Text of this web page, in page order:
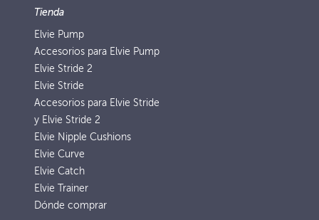
Tienda
Elvie Pump
Accesorios para Elvie Pump
Elvie Stride 2
Elvie Stride
Accesorios para Elvie Stride
y Elvie Stride 2
Elvie Nipple Cushions
Elvie Curve
Elvie Catch
Elvie Trainer
Dónde comprar